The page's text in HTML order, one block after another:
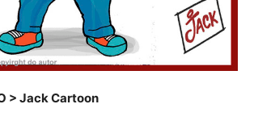
> Jack Cartoon